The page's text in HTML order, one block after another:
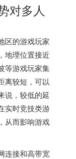
对多人
区的游戏玩家
地理位置接近
等游戏玩家集
离较短，可以
说，较低的延
实时竞技类游
从而影响游戏
连接和高带宽